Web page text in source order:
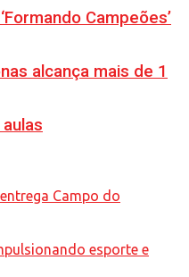
Campeões’
alcança mais de 1